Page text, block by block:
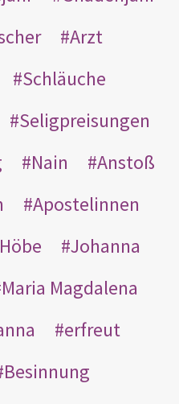
Arzt
Schläuche
Seligpreisungen
Nain
Anstoß
Apostelinnen
Höbe
Johanna
Maria Magdalena
erfreut
Besinnung